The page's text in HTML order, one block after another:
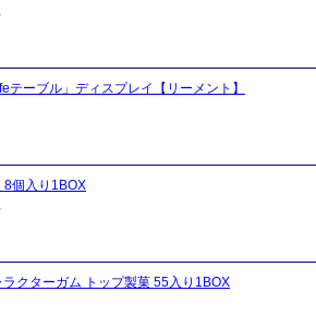
ーブル」ディスプレイ【リーメント】
8個入り1BOX
クターガム トップ製菓 55入り1BOX